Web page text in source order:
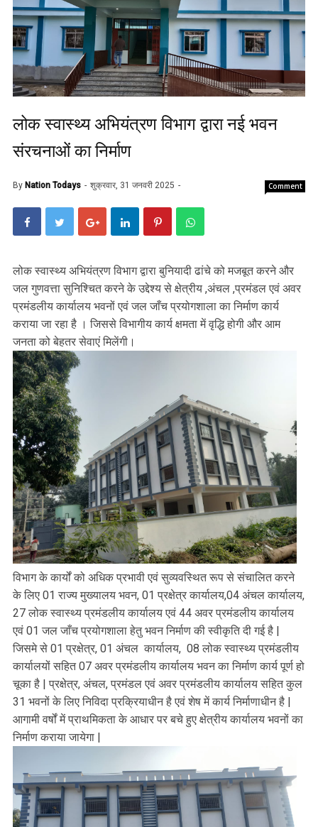
लोक स्वास्थ्य अभियंत्रण विभाग द्वारा नई भवन
संरचनाओं का निर्माण
By Nation Todays शुक्रवार, 31 जनवरी 2025 Comment
लोक स्वास्थ्य अभियंत्रण विभाग द्वारा बुनियादी ढांचे को मजबूत करने और
जल गुणवत्ता सुनिश्चित करने के उद्देश्य से क्षेत्रीय ,अंचल ,प्रमंडल एवं अवर
प्रमंडलीय कार्यालय भवनों एवं जल जाँच प्रयोगशाला का निर्माण कार्य
कराया जा रहा है । जिससे विभागीय कार्य क्षमता में वृद्धि होगी और आम
जनता को बेहतर सेवाएं मिलेंगी।
विभाग के कार्यों को अधिक प्रभावी एवं सुव्यवस्थित रूप से संचालित करने
के लिए 01 राज्य मुख्यालय भवन, 01 प्रक्षेत्र कार्यालय,04 अंचल कार्यालय,
27 लोक स्वास्थ्य प्रमंडलीय कार्यालय एवं 44 अवर प्रमंडलीय कार्यालय
एवं 01 जल जाँच प्रयोगशाला हेतु भवन निर्माण की स्वीकृति दी गई है |
जिसमे से 01 प्रक्षेत्र, 01 अंचल कार्यालय, 08 लोक स्वास्थ्य प्रमंडलीय
कार्यालयों सहित 07 अवर प्रमंडलीय कार्यालय भवन का निर्माण कार्य पूर्ण हो
चूका है | प्रक्षेत्र, अंचल, प्रमंडल एवं अवर प्रमंडलीय कार्यालय सहित कुल
31 भवनों के लिए निविदा प्रक्रियाधीन है एवं शेष में कार्य निर्माणाधीन है |
आगामी वर्षों में प्राथमिकता के आधार पर बचे हुए क्षेत्रीय कार्यालय भवनों का
निर्माण कराया जायेगा |